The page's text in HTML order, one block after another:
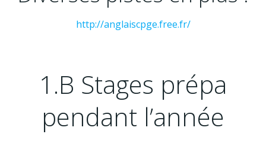
http://anglaiscpge.free.fr/
1.B Stages prépa
pendant l’année